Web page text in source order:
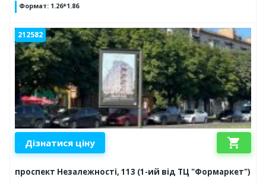
Формат: 1.26*1.86
212582
Дізнатися ціну shopping_cart
проспект Незалежності, 113 (1-ий від ТЦ "Формаркет")